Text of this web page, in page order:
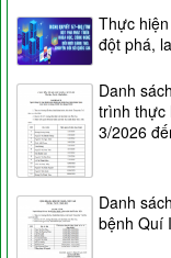
Thực
đột phá,
Danh
trình thực
3/2026
Danh
bệnh Quí